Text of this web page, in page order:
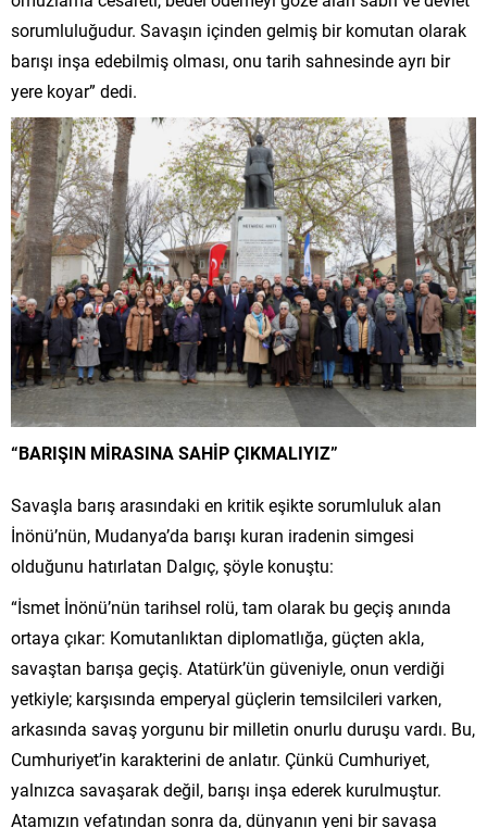
sorumluluğudur. Savaşın içinden gelmiş bir komutan olarak
barışı inşa edebilmiş olması, onu tarih sahnesinde ayrı bir
yere koyar” dedi.
“BARIŞIN MİRASINA SAHİP ÇIKMALIYIZ”
Savaşla barış arasındaki en kritik eşikte sorumluluk alan
İnönü’nün, Mudanya’da barışı kuran iradenin simgesi
olduğunu hatırlatan Dalgıç, şöyle konuştu:
“İsmet İnönü’nün tarihsel rolü, tam olarak bu geçiş anında
ortaya çıkar: Komutanlıktan diplomatlığa, güçten akla,
savaştan barışa geçiş. Atatürk’ün güveniyle, onun verdiği
yetkiyle; karşısında emperyal güçlerin temsilcileri varken,
arkasında savaş yorgunu bir milletin onurlu duruşu vardı. Bu,
Cumhuriyet’in karakterini de anlatır. Çünkü Cumhuriyet,
yalnızca savaşarak değil, barışı inşa ederek kurulmuştur.
Atamızın vefatından sonra da, dünyanın yeni bir savaşa